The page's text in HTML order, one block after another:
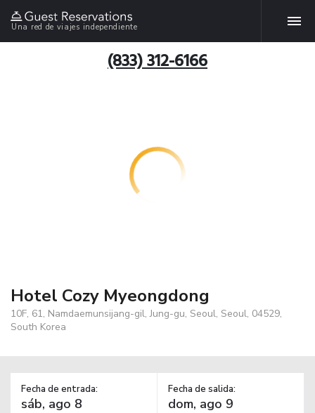
Una red de viajes independiente
(833) 312-6166
Hotel Cozy Myeongdong
10F, 61, Namdaemunsijang-gil, Jung-gu, Seoul, Seoul, 04529,
South Korea
Fecha de entrada: Fecha de salida: